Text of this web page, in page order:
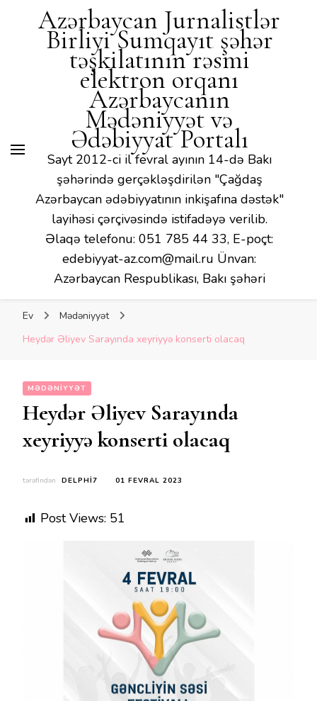
Mədəniyyət və Ədəbiyyat
Portalı
Azərbaycan Jurnalistlər
Birliyi Sumqayıt şəhər
təşkilatının rəsmi
elektron orqanı
Azərbaycanın
Mədəniyyət və
Ədəbiyyat Portalı
Sayt 2012-ci il fevral ayının 14-də Bakı
şəhərində gerçəkləşdirilən "Çağdaş
Azərbaycan ədəbiyyatının inkişafına dəstək"
layihəsi çərçivəsində istifadəyə verilib.
Əlaqə telefonu: 051 785 44 33, E-poçt:
edebiyyat-az.com@mail.ru Ünvan:
Azərbaycan Respublikası, Bakı şəhəri
Ev
Mədəniyyət
Heydər Əliyev Sarayında xeyriyyə konserti olacaq
MƏDƏNIYYƏT
Heydər Əliyev Sarayında
xeyriyyə konserti olacaq
tərəfindən DELPHI7 01 FEVRAL 2023
Post Views: 51